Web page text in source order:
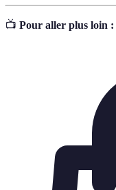
📺 Pour aller plus loin :